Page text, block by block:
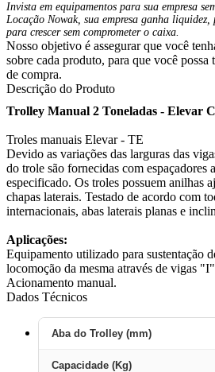
Invista em equipamentos para sua empresa
Locação Nowak, sua empresa ganha
para crescer sem comprometer o caixa.
Nosso objetivo é assegurar que você
sobre cada produto, para que você possa
de compra.
Descrição do Produto
Trolley Manual 2 Toneladas - Elevar
Troles manuais Elevar - TE
Devido as variações das larguras das
do trole são fornecidas com espaçadores
especificado. Os troles possuem anilhas
chapas laterais. Testado de acordo com
internacionais, abas laterais planas e
Aplicações:
Equipamento utilizado para sustentação
locomoção da mesma através de vigas
Acionamento manual.
Dados Técnicos
Aba do Trolley (mm)
Capacidade (Kg)